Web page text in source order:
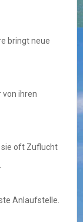
bringt neue
von ihren
sie oft Zuflucht
Anlaufstelle.